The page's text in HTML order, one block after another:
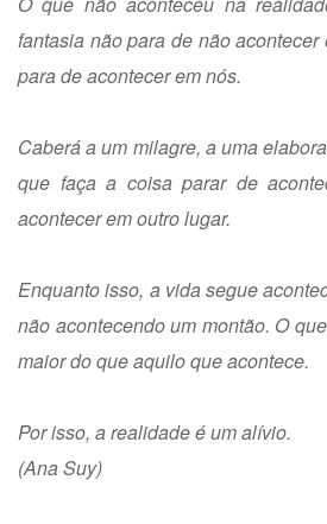
fantasia não para de não
para de acontecer em nós.
Caberá a um milagre, a uma
que faça a coisa parar de
acontecer em outro lugar.
Enquanto isso, a vida segue
não acontecendo um montão. O
maior do que aquilo que acontece.
Por isso, a realidade é um alívio.
(Ana Suy)